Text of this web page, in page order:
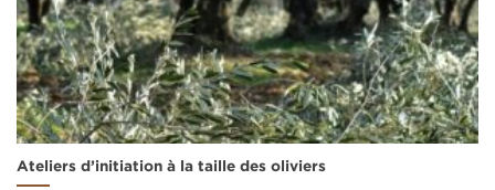
Ateliers d’initiation à la taille des oliviers